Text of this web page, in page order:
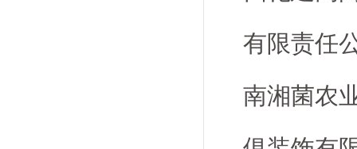
有限责任
南湘菌农